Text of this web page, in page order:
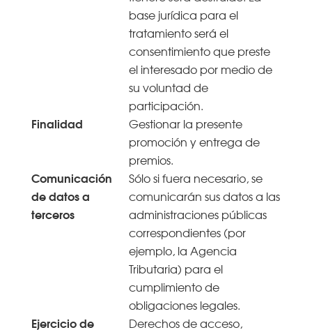
base jurídica para el
tratamiento será el
consentimiento que preste
el interesado por medio de
su voluntad de
participación.
Finalidad
Gestionar la presente
promoción y entrega de
premios.
Comunicación
de datos a
terceros
Sólo si fuera necesario, se
comunicarán sus datos a las
administraciones públicas
correspondientes (por
ejemplo, la Agencia
Tributaria) para el
cumplimiento de
obligaciones legales.
Ejercicio de
Derechos de acceso,